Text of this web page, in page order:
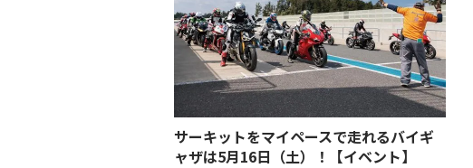
サーキットをマイペースで走れるバイギ
ャザは5月16日（土）！【イベント】